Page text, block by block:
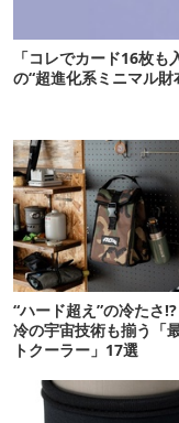
「コレでカード16枚
の“超進化系ミニマル財
“ハード超え”の冷たさ
冷の宇宙技術も揃う「
トクーラー」17選